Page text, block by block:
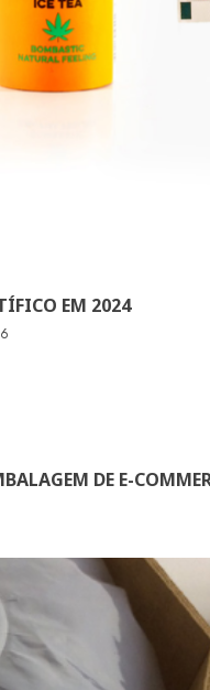
EM 2024
DE E-